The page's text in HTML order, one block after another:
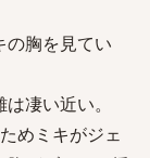
の胸を見てい
凄い近い。
めミキがジェ